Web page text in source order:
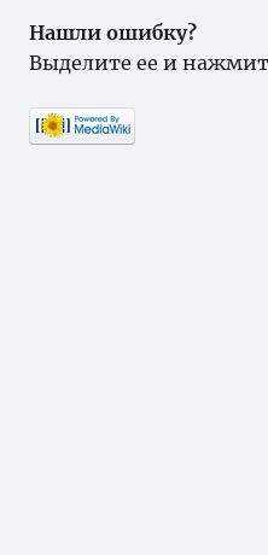
Нашли ошибку?
Выделите ее и